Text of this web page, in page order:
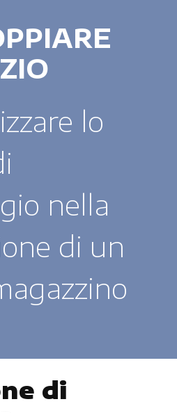
lo
nella
di un
di